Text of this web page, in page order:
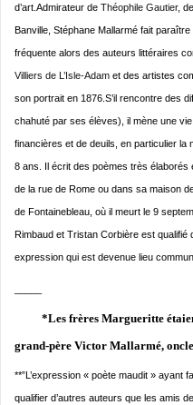
d’art .Admirateur de Théophile Gautier, de
Banville, Stéphane Mallarmé fait
fréquente alors des auteurs littéraires
Villiers de L’Isle-Adam et des artistes
son portrait en 1876.S’il rencontre des
chahuté par ses élèves), il mène une
financières et de deuils, en particulier la
8 ans. Il écrit des poèmes très
de la rue de Rome ou dans sa maison
de Fontainebleau, où il meurt le 9
Rimbaud et Tristan Corbière est qualifié
expression qui est devenue lieu
*Les frères Margueritte
grand-père Victor Mallarmé,
**”L’expression « poète maudit » ayant
qualifier d’autres auteurs que les amis